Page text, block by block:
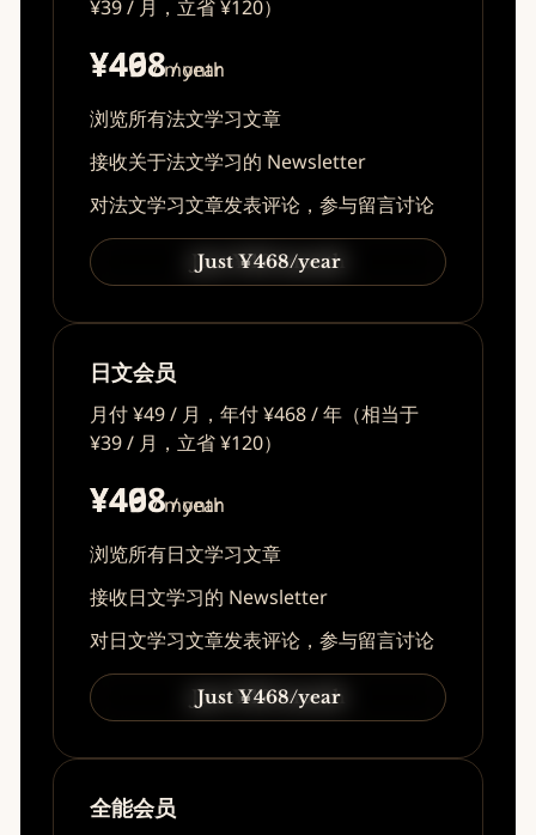
¥39 / 月，立省 ¥120）
¥49/ month
¥468/ year
浏览所有法文学习文章
接收关于法文学习的 Newsletter
对法文学习文章发表评论，参与留言讨论
Just ¥49/month
Just ¥468/year
日文会员
月付 ¥49 / 月，年付 ¥468 / 年（相当于
¥39 / 月，立省 ¥120）
¥49/ month
¥468/ year
浏览所有日文学习文章
接收日文学习的 Newsletter
对日文学习文章发表评论，参与留言讨论
Just ¥49/month
Just ¥468/year
全能会员